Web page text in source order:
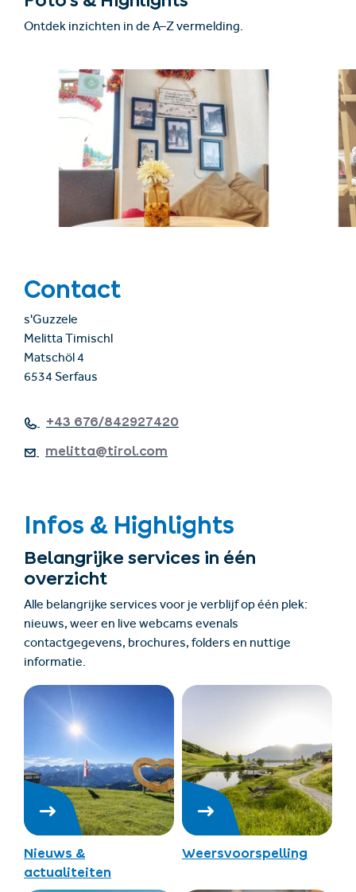
Ontdek inzichten in de A–Z vermelding.
Contact
s'Guzzele
Melitta Timischl
Matschöl 4
6534 Serfaus
+43 676/842927420
melitta@tirol.com
Infos & Highlights
Belangrijke services in één
overzicht
Alle belangrijke services voor je verblijf op één plek:
nieuws, weer en live webcams evenals
contactgegevens, brochures, folders en nuttige
informatie.
Nieuws &
actualiteiten
Weersvoorspelling